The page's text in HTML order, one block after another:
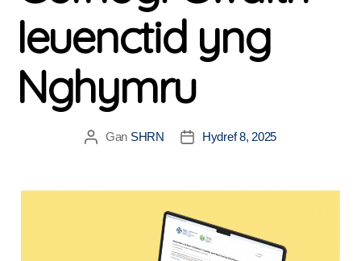
Ieuenctid yng
Nghymru
Awdur
Gan SHRN
Dyddiad
Hydref 8, 2025